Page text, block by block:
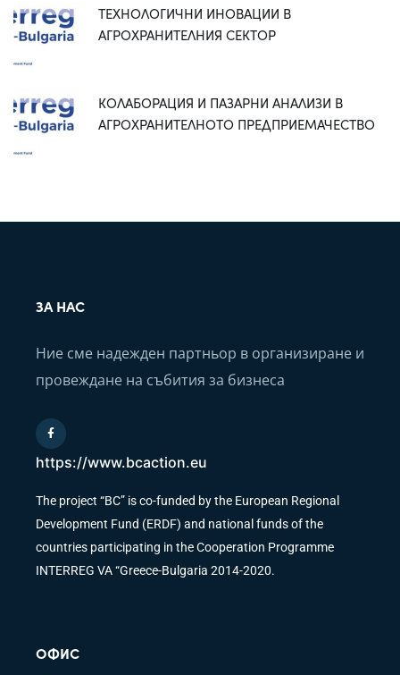
ТЕХНОЛОГИЧНИ ИНОВАЦИИ В
АГРОХРАНИТЕЛНИЯ СЕКТОР
КОЛАБОРАЦИЯ И ПАЗАРНИ АНАЛИЗИ В
АГРОХРАНИТЕЛНОТО ПРЕДПРИЕМАЧЕСТВО
ЗА НАС
Ние сме надежден партньор в организиране и
провеждане на събития за бизнеса
https://www.bcaction.eu
The project “BC” is co-funded by the European Regional
Development Fund (ERDF) and national funds of the
countries participating in the Cooperation Programme
INTERREG VA “Greece-Bulgaria 2014-2020.
ОФИС